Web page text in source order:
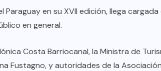
en su XVII edición, llega cargada
en general.
Costa Barriocanal, la Ministra de
Fustagno, y autoridades de la Asociación